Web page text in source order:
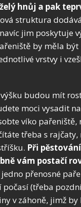
hnůj a pak
struktura
jim poskytuje
by měla být
vrstvy i
budou mít
moci vysadit
víko pařeniště,
třeba s
Při
vám postačí
přenosné
(třeba
v záhoně, jimž by